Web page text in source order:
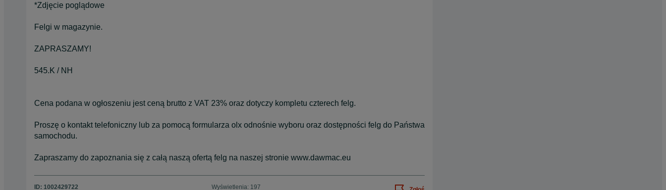
*Zdjęcie poglądowe
Felgi w magazynie.
ZAPRASZAMY!
545.K / NH
Cena podana w ogłoszeniu jest ceną brutto z VAT 23% oraz dotyczy kompletu czterech felg.
Proszę o kontakt telefoniczny lub za pomocą formularza olx odnośnie wyboru oraz dostępności felg do Państwa
samochodu.
Zapraszamy do zapoznania się z całą naszą ofertą felg na naszej stronie www.dawmac.eu
ID: 1002429722 Wyświetlenia: 197